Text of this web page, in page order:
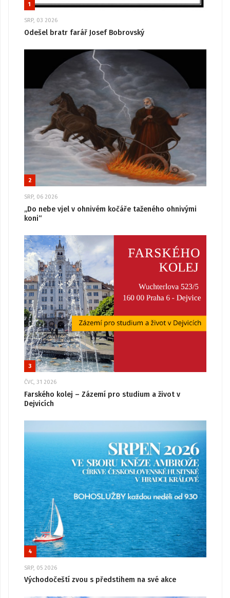
1
SRP, 03 2026
Odešel bratr farář Josef Bobrovský
2
SRP, 06 2026
„Do nebe vjel v ohnivém kočáře taženého ohnivými
koni“
3
ČVC, 31 2026
Farského kolej – Zázemí pro studium a život v
Dejvicích
4
SRP, 05 2026
Východočeští zvou s předstihem na své akce